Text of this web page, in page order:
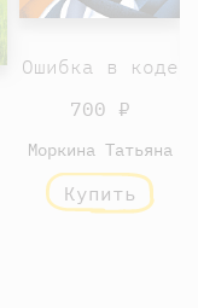
Ошибка в коде
700 ₽
Моркина Татьяна
Купить